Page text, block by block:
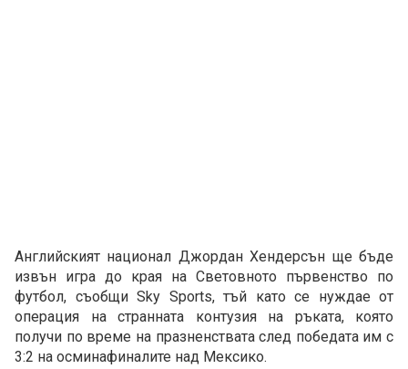
Английският национал Джордан Хендерсън ще бъде
извън игра до края на Световното първенство по
футбол, съобщи Sky Sports, тъй като се нуждае от
операция на странната контузия на ръката, която
получи по време на празненствата след победата им с
3:2 на осминафиналите над Мексико.